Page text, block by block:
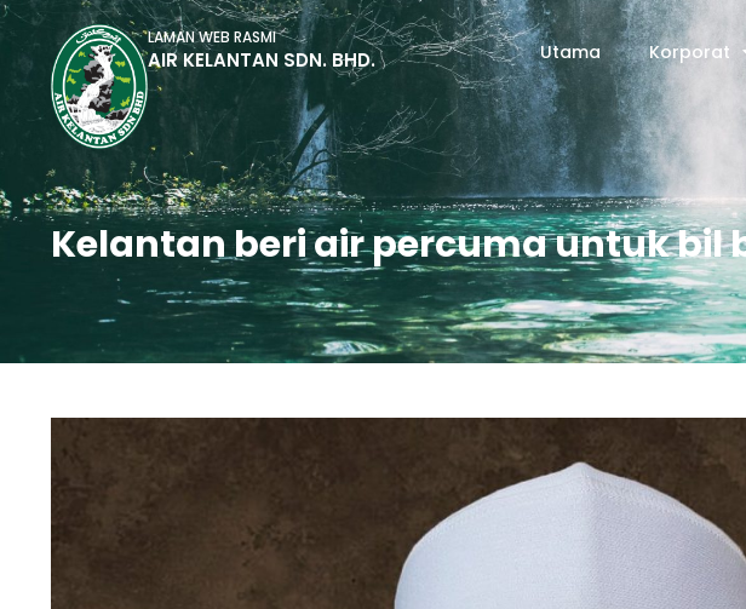
LAMAN WEB RASMI
AIR KELANTAN SDN. BHD. Utama Korporat
Kelantan beri air percuma untuk bil